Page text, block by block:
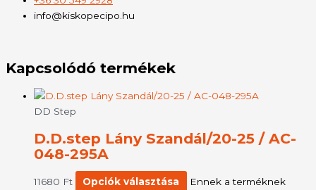
info@kiskopecipo.hu
Kapcsolódó termékek
DD Step
D.D.step Lány Szandál/20-25 / AC-
048-295A
11680 Ft Opciók választása
Ennek a terméknek